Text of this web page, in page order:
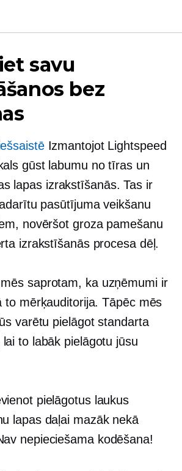
savu
bez
Izmantojot Lightspeed
gūst labumu no tīras un
lapasizrakstīšanās. Tas ir
pasūtījuma veikšanu
novēršot groza pamešanu
izrakstīšanās procesa dēļ.
saprotam, ka uzņēmumi ir
to mērķauditorija. Tāpēc mēs
varētu pielāgot standarta
to labāk pielāgotu jūsu
pielāgotus laukus
lapas daļai mazāk nekā
nepieciešama kodēšana!